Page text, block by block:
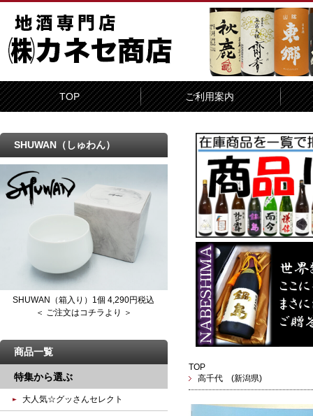
TOP ご利用案内
TOP
高千代 (新潟県)
SHUWAN（しゅわん）
SHUWAN（箱入り）1個 4,290円税込
＜ ご注文はコチラより ＞
商品一覧
特集から選ぶ
大人気☆グッさんセレクト